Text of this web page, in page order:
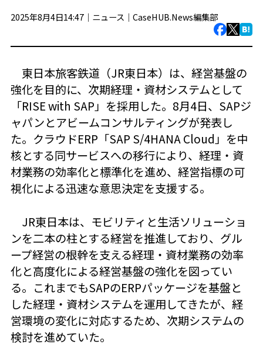
2025年8月4日14:47｜ ニュース ｜ CaseHUB.News編集部
東日本旅客鉄道（JR東日本）は、経営基盤の
強化を目的に、次期経理・資材システムとして
「RISE with SAP」を採用した。8月4日、SAPジ
ャパンとアビームコンサルティングが発表し
た。クラウドERP「SAP S/4HANA Cloud」を中
核とする同サービスへの移行により、経理・資
材業務の効率化と標準化を進め、経営指標の可
視化による迅速な意思決定を支援する。
JR東日本は、モビリティと生活ソリューショ
ンを二本の柱とする経営を推進しており、グル
ープ経営の根幹を支える経理・資材業務の効率
化と高度化による経営基盤の強化を図ってい
る。これまでもSAPのERPパッケージを基盤と
した経理・資材システムを運用してきたが、経
営環境の変化に対応するため、次期システムの
検討を進めていた。